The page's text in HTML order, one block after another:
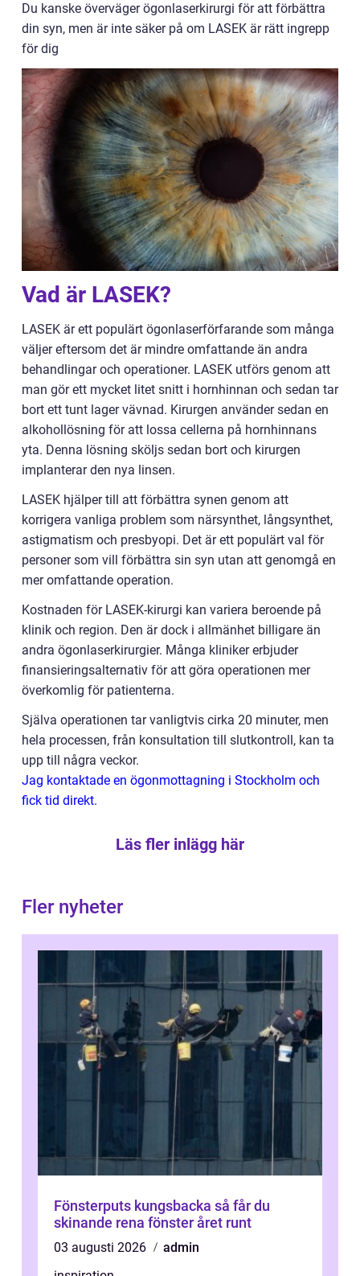
Du kanske överväger ögonlaserkirurgi för att förbättra
din syn, men är inte säker på om LASEK är rätt ingrepp
för dig
Vad är LASEK?
LASEK är ett populärt ögonlaserförfarande som många
väljer eftersom det är mindre omfattande än andra
behandlingar och operationer. LASEK utförs genom att
man gör ett mycket litet snitt i hornhinnan och sedan tar
bort ett tunt lager vävnad. Kirurgen använder sedan en
alkohollösning för att lossa cellerna på hornhinnans
yta. Denna lösning sköljs sedan bort och kirurgen
implanterar den nya linsen.
LASEK hjälper till att förbättra synen genom att
korrigera vanliga problem som närsynthet, långsynthet,
astigmatism och presbyopi. Det är ett populärt val för
personer som vill förbättra sin syn utan att genomgå en
mer omfattande operation.
Kostnaden för LASEK-kirurgi kan variera beroende på
klinik och region. Den är dock i allmänhet billigare än
andra ögonlaserkirurgier. Många kliniker erbjuder
finansieringsalternativ för att göra operationen mer
överkomlig för patienterna.
Själva operationen tar vanligtvis cirka 20 minuter, men
hela processen, från konsultation till slutkontroll, kan ta
upp till några veckor.
Jag kontaktade en ögonmottagning i Stockholm och
fick tid direkt.
Läs fler inlägg här
Fler nyheter
Fönsterputs kungsbacka så får du
skinande rena fönster året runt
03 augusti 2026
admin